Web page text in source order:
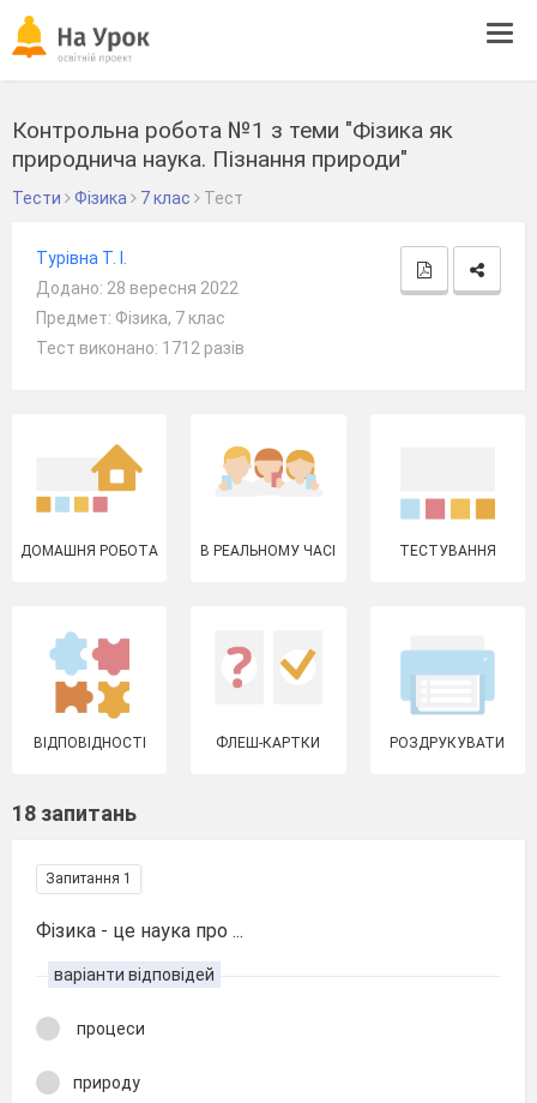
Контрольна робота №1 з теми "Фізика як
природнича наука. Пізнання природи"
Тести Фізика 7 клас Тест
Турівна Т. І.
Додано: 28 вересня 2022
Предмет: Фізика, 7 клас
Тест виконано: 1712 разів
ДОМАШНЯ РОБОТА В РЕАЛЬНОМУ ЧАСІ ТЕСТУВАННЯ
ВІДПОВІДНОСТІ ФЛЕШ-КАРТКИ РОЗДРУКУВАТИ
18 запитань
Запитання 1
Фізика - це наука про ...
варіанти відповідей
процеси
природу